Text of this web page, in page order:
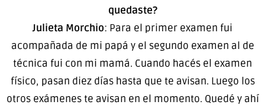
quedaste?
Julieta Morchio: Para el primer examen fui
acompañada de mi papá y el segundo examen al de
técnica fui con mi mamá. Cuando hacés el examen
físico, pasan diez días hasta que te avisan. Luego los
otros exámenes te avisan en el momento. Quedé y ahí